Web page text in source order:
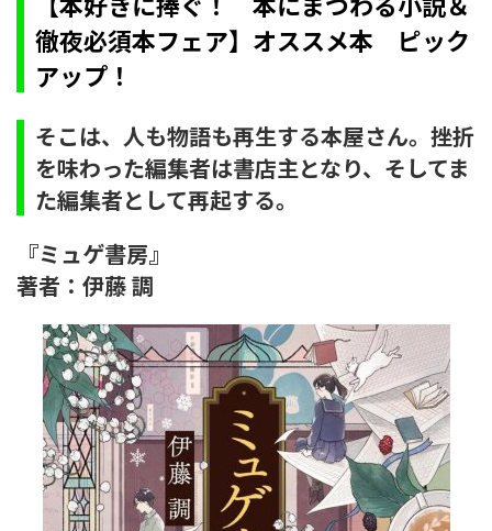
徹夜必須本フェア】オススメ本 ピック
アップ！
そこは、人も物語も再生する本屋さん。挫折
を味わった編集者は書店主となり、そしてま
た編集者として再起する。
『ミュゲ書房』
著者：伊藤 調